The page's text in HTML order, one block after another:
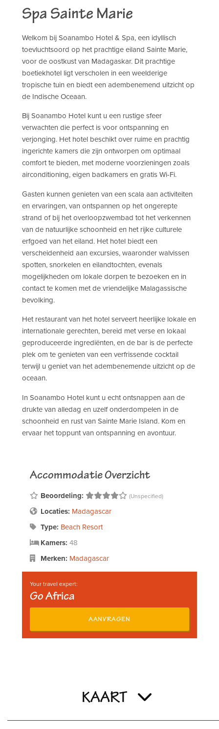
Spa Sainte Marie
Welkom bij Soanambo Hotel & Spa, een idyllisch
toevluchtsoord op het prachtige eiland Sainte Marie,
voor de oostkust van Madagaskar. Dit prachtige
boetiekhotel ligt verscholen in een weelderige
tropische tuin en biedt een adembenemend uitzicht op
de Indische Oceaan.
Bij Soanambo Hotel kunt u een rustige sfeer
verwachten die perfect is voor ontspanning en
verjonging. Het hotel beschikt over ruime en prachtig
ingerichte kamers die zijn ontworpen om optimaal
comfort te bieden, met moderne voorzieningen zoals
airconditioning, eigen badkamers en gratis Wi-Fi.
Gasten kunnen genieten van een scala aan activiteiten
en ervaringen, van ontspannen op het ongerepte
strand of bij het overloopzwembad tot het verkennen
van de natuurlijke schoonheid en het rijke culturele
erfgoed van het eiland. Het hotel biedt een
verscheidenheid aan excursies, waaronder walvissen
spotten, snorkelen en eilandtochten, evenals
mogelijkheden om lokale dorpen te bezoeken en in
contact te komen met de vriendelijke Malagassische
bevolking.
Het restaurant van het hotel serveert heerlijke lokale en
internationale gerechten, bereid met verse en lokaal
geproduceerde ingrediënten, en de bar is de perfecte
plek om te genieten van een verfrissende cocktail
terwijl u geniet van het adembenemende uitzicht op de
oceaan.
In Soanambo Hotel kunt u echt ontsnappen aan de
drukte van alledag en uzelf onderdompelen in de
schoonheid en rust van Sainte Marie Island. Kom en
ervaar het toppunt van ontspanning en avontuur.
Accommodatie Overzicht
Beoordeling: (Unspecified)
Locaties: Madagascar
Type: Beach Resort
Kamers: 48
Merken: Madagascar
Your travel expert:
Go Africa
AANVRAGEN
KAART